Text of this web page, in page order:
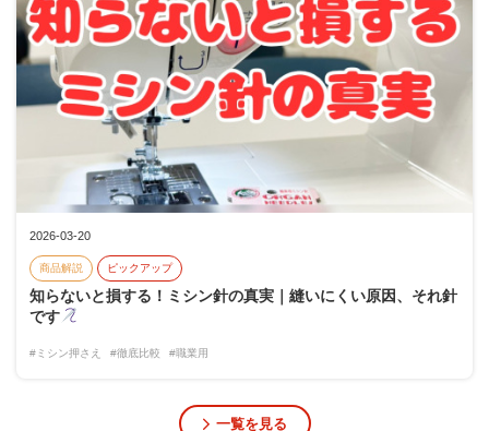
2026-03-20
商品解説 ピックアップ
知らないと損する！ミシン針の真実｜縫いにくい原因、それ針
です
#ミシン押さえ #徹底比較 #職業用
一覧を見る